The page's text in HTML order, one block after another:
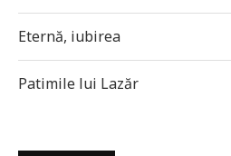
Eternă, iubirea
Patimile lui Lazăr